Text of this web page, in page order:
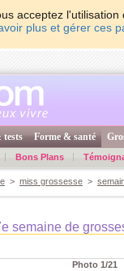
acceptez
plus et gérer ces
tests Forme & santé
Bons Plans
> miss grossesse >
semaine de
Photo 1/21